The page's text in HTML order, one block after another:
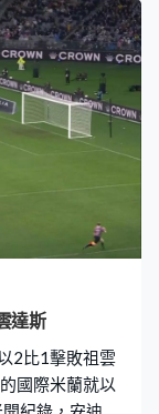
達斯
2比1擊敗祖雲
國際米蘭就以